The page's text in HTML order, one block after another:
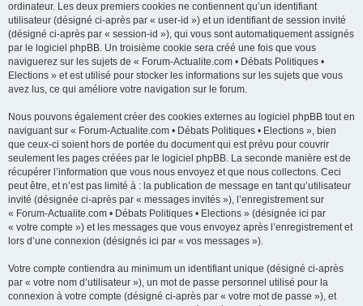
ordinateur. Les deux premiers cookies ne contiennent qu’un identifiant
utilisateur (désigné ci-après par « user-id ») et un identifiant de session invité
(désigné ci-après par « session-id »), qui vous sont automatiquement assignés
par le logiciel phpBB. Un troisième cookie sera créé une fois que vous
naviguerez sur les sujets de « Forum-Actualite.com • Débats Politiques •
Elections » et est utilisé pour stocker les informations sur les sujets que vous
avez lus, ce qui améliore votre navigation sur le forum.
Nous pouvons également créer des cookies externes au logiciel phpBB tout en
naviguant sur « Forum-Actualite.com • Débats Politiques • Elections », bien
que ceux-ci soient hors de portée du document qui est prévu pour couvrir
seulement les pages créées par le logiciel phpBB. La seconde manière est de
récupérer l’information que vous nous envoyez et que nous collectons. Ceci
peut être, et n’est pas limité à : la publication de message en tant qu’utilisateur
invité (désignée ci-après par « messages invités »), l’enregistrement sur
« Forum-Actualite.com • Débats Politiques • Elections » (désignée ici par
« votre compte ») et les messages que vous envoyez après l’enregistrement et
lors d’une connexion (désignés ici par « vos messages »).
Votre compte contiendra au minimum un identifiant unique (désigné ci-après
par « votre nom d’utilisateur »), un mot de passe personnel utilisé pour la
connexion à votre compte (désigné ci-après par « votre mot de passe »), et